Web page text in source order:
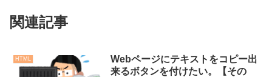
関連記事
HTML
Webページにテキストをコピー出
来るボタンを付けたい。【その